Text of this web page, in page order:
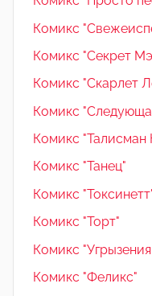
Комикс
Комикс "Секрет
Комикс "Скарлет
Комикс
Комикс "Талисман
Комикс "Танец"
Комикс
Комикс "Торт"
Комикс
Комикс "Феликс"